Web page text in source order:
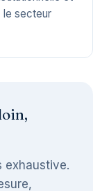
le secteur
exhaustive.